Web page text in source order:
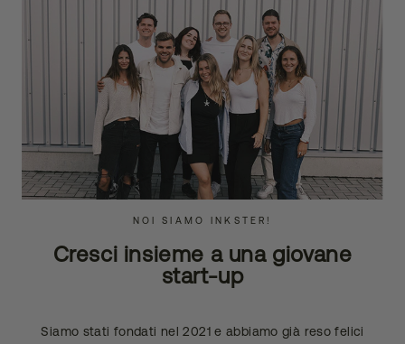
NOI SIAMO INKSTER!
Cresci insieme a una giovane
start-up
Siamo stati fondati nel 2021 e abbiamo già reso felici